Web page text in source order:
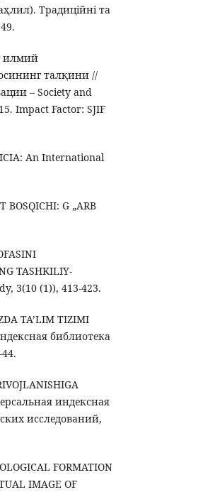
Традиційні та
илмий
талқини //
– Society and
Impact Factor: SJIF
An International
BOSQICHI: G „ARB
TASHKILIY-
3(10 (1)), 413-423.
TA’LIM TIZIMI
библиотека
индексная
исследований,
FORMATION
IMAGE OF